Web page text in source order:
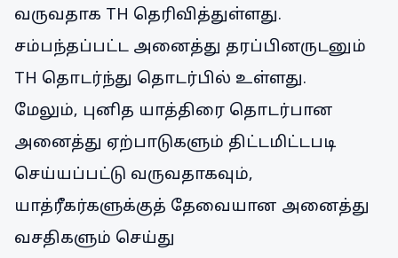
வருவதாக TH தெரிவித்துள்ளது.
சம்பந்தப்பட்ட அனைத்து தரப்பினருடனும்
TH தொடர்ந்து தொடர்பில் உள்ளது.
மேலும், புனித யாத்திரை தொடர்பான
அனைத்து ஏற்பாடுகளும் திட்டமிட்டபடி
செய்யப்பட்டு வருவதாகவும்,
யாத்ரீகர்களுக்குத் தேவையான அனைத்து
வசதிகளும் செய்து